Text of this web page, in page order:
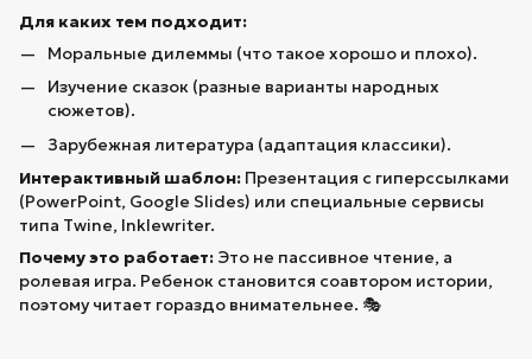
Для каких тем подходит:
Моральные дилеммы (что такое хорошо и плохо).
Изучение сказок (разные варианты народных
сюжетов).
Зарубежная литература (адаптация классики).
Интерактивный шаблон: Презентация с гиперссылками
(PowerPoint, Google Slides) или специальные сервисы
типа Twine, Inklewriter.
Почему это работает: Это не пассивное чтение, а
ролевая игра. Ребенок становится соавтором истории,
поэтому читает гораздо внимательнее. 🎭